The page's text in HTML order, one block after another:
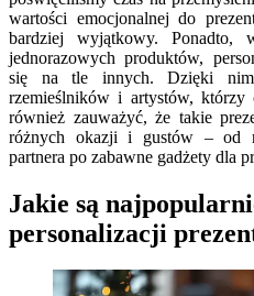
wartości emocjonalnej do
bardziej wyjątkowy.
jednorazowych produktów,
się na tle innych. Dzięki nim
rzemieślników i artystów,
również zauważyć, że takie
różnych okazji i gustów – od
partnera po zabawne gadżety dla
Jakie są
personalizacji